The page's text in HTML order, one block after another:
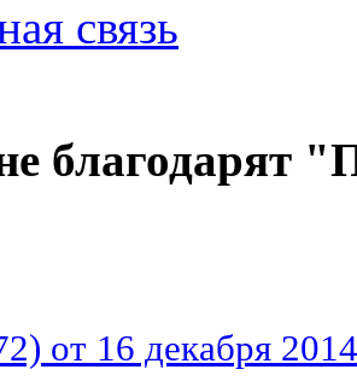
связь
благодарят
от 16 декабря 2014